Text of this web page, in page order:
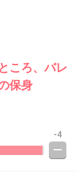
ころ、バレ
保身
-4